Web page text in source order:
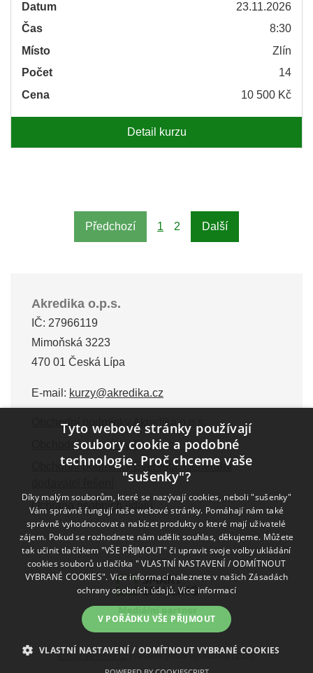
Datum
23.11.2026
Čas
8:30
Místo
Zlín
Počet
14
Cena
10 500 Kč
Detail kurzu
Předchozí 1 2 Další
Akredika o.p.s.
IČ: 27966119
Mimoňská 3223
470 01 Česká Lípa
E-mail: kurzy@akredika.cz
Obchodní podmínky Akredika o.p.s.
Obchodní podmínky Everesta, s.r.o.
Obchodní podmínky Everesta, Generální
Ochrana osobních údajů
eshop.akredika.cz| veškerá práva vyhrazena | 2026
Tyto webové stránky používají
soubory cookie a podobné
technologie. Proč chceme vaše
"sušenky"?
Díky malým souborům, které se nazývají cookies, neboli "sušenky"
Vám správně fungují naše webové stránky. Pomáhají nám také
správně vyhodnocovat a nabízet produkty o které mají uživatelé
zájem. Pokud se rozhodnete nám udělit souhlas, děkujeme. Můžete
tak učinit tlačítkem "VŠE PŘIJMOUT" či upravit svoje volby ukládání
cookies souborů u tlačítka " VLASTNÍ NASTAVENÍ / ODMÍTNOUT
VYBRANÉ COOKIES". Více informací naleznete v našich Zásadách
ochrany osobních údajů. Více informací
V POŘÁDKU VŠE PŘIJMOUT
VLASTNÍ NASTAVENÍ / ODMÍTNOUT VYBRANÉ COOKIES